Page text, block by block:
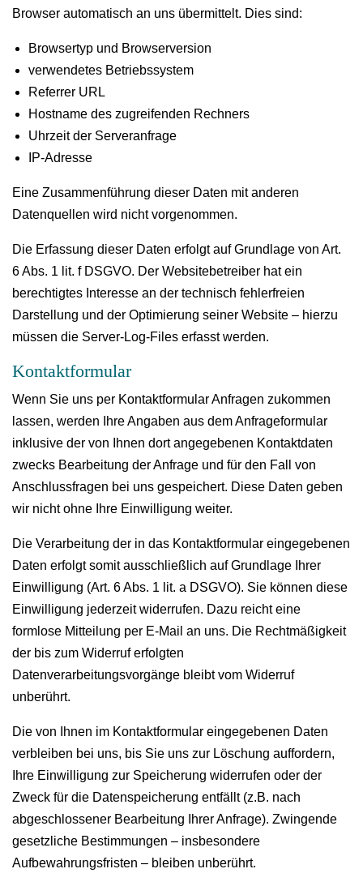
Browser automatisch an uns übermittelt. Dies sind:
Browsertyp und Browserversion
verwendetes Betriebssystem
Referrer URL
Hostname des zugreifenden Rechners
Uhrzeit der Serveranfrage
IP-Adresse
Eine Zusammenführung dieser Daten mit anderen
Datenquellen wird nicht vorgenommen.
Die Erfassung dieser Daten erfolgt auf Grundlage von Art.
6 Abs. 1 lit. f DSGVO. Der Websitebetreiber hat ein
berechtigtes Interesse an der technisch fehlerfreien
Darstellung und der Optimierung seiner Website – hierzu
müssen die Server-Log-Files erfasst werden.
Kontaktformular
Wenn Sie uns per Kontaktformular Anfragen zukommen
lassen, werden Ihre Angaben aus dem Anfrageformular
inklusive der von Ihnen dort angegebenen Kontaktdaten
zwecks Bearbeitung der Anfrage und für den Fall von
Anschlussfragen bei uns gespeichert. Diese Daten geben
wir nicht ohne Ihre Einwilligung weiter.
Die Verarbeitung der in das Kontaktformular eingegebenen
Daten erfolgt somit ausschließlich auf Grundlage Ihrer
Einwilligung (Art. 6 Abs. 1 lit. a DSGVO). Sie können diese
Einwilligung jederzeit widerrufen. Dazu reicht eine
formlose Mitteilung per E-Mail an uns. Die Rechtmäßigkeit
der bis zum Widerruf erfolgten
Datenverarbeitungsvorgänge bleibt vom Widerruf
unberührt.
Die von Ihnen im Kontaktformular eingegebenen Daten
verbleiben bei uns, bis Sie uns zur Löschung auffordern,
Ihre Einwilligung zur Speicherung widerrufen oder der
Zweck für die Datenspeicherung entfällt (z.B. nach
abgeschlossener Bearbeitung Ihrer Anfrage). Zwingende
gesetzliche Bestimmungen – insbesondere
Aufbewahrungsfristen – bleiben unberührt.